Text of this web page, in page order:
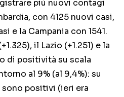
più nuovi contagi
con 4125 nuovi casi,
e la Campania con 1541.
il Lazio (+1.251) e la
di positività su scala
al 9% (al 9,4%): su
positivi (ieri era